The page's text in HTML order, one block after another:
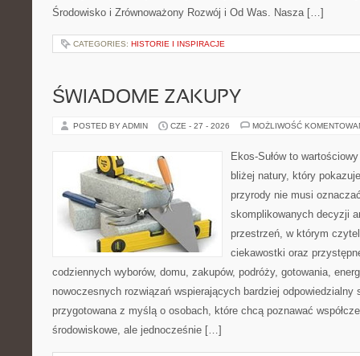
Środowisko i Zrównoważony Rozwój i Od Was. Nasza […]
CATEGORIES: HISTORIE I INSPIRACJE
ŚWIADOME ZAKUPY
POSTED BY ADMIN CZE - 27 - 2026 MOŻLIWOŚĆ
Ekos-Sułów to
bliżej natury, który
przyrody nie musi
skomplikowanych decyzji
przestrzeń, w którym
ciekawostki oraz
codziennych wyborów, domu, zakupów, podróży, gotowania,
nowoczesnych rozwiązań wspierających bardziej odpowiedzialny
przygotowana z myślą o osobach, które chcą poznawać
środowiskowe, ale jednocześnie […]